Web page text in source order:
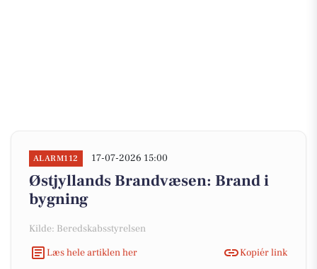
ALARM112 17-07-2026 15:00
Østjyllands Brandvæsen: Brand i
bygning
Kilde: Beredskabsstyrelsen
Læs hele artiklen her
Kopiér link